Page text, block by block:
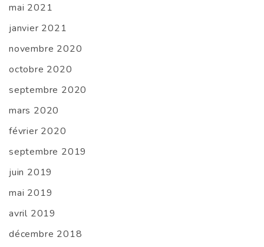
mai 2021
janvier 2021
novembre 2020
octobre 2020
septembre 2020
mars 2020
février 2020
septembre 2019
juin 2019
mai 2019
avril 2019
décembre 2018